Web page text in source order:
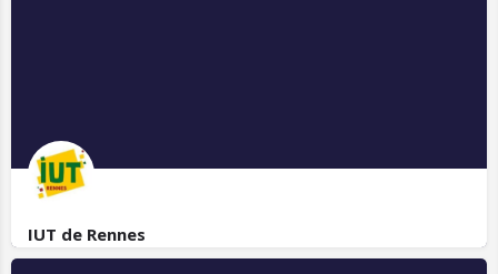
IUT de Rennes